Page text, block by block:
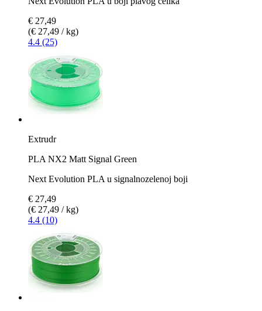
€ 27,49
(€ 27,49 / kg)
4.4 (25)
Extrudr
PLA NX2 Matt Signal Green
Next Evolution PLA u signalnozelenoj boji
€ 27,49
(€ 27,49 / kg)
4.4 (10)